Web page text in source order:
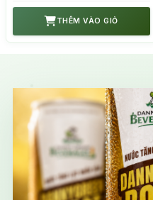
THÊM VÀO GIỎ